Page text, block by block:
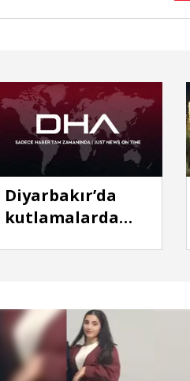
Diyarbakır’da
kutlamalarda
yaralandı